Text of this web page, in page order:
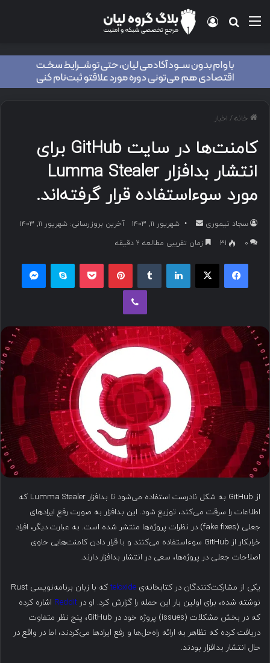
منو جستجو برای
ورود
خانه/ اخبار
کامنت‌ها در سایت GitHub برای
انتشار بدافزار Lumma Stealer
مورد سوءاستفاده قرار گرفته‌اند.
سجاد تیموری
ر
ا
ا
م
ل
شهریور ۱۱, ۱۴۰۳
آخرین بروزرسانی: شهریور ۱۱, ۱۴۰۳
۰
31 زمان تقریبی مطالعه 2 دقیقه
فیسبوک ایکس لینکداین پینتریست پاکت اسکایپ
وایبر
از GitHub به شکل نادرست استفاده می‌شود تا بدافزار Lumma Stealer که
اطلاعات را سرقت می‌کند، توزیع شود. این بدافزار به صورت رفع ایرادهای
جعلی (fake fixes) در نظرات پروژه‌ها منتشر شده است. به عبارت دیگر، افراد
خرابکار از GitHub سوءاستفاده می‌کنند و با قرار دادن کامنت‌هایی حاوی
اصلاحات جعلی در پروژه‌ها، سعی در انتشار بدافزار دارند.
یکی از مشارکت‌کنندگان در کتابخانه‌ی teloxide
که با زبان برنامه‌نویسی Rust
نوشته شده، برای اولین بار این حمله را گزارش کرد. او در Reddit اشاره کرده
که در بخش مشکلات (issues) پروژه خود در GitHub، پنج نظر متفاوت
دریافت کرده که تظاهر به ارائه راه‌حل‌ها و رفع ایرادها می‌کردند، اما در واقع در
حال انتشار بدافزار بودند.